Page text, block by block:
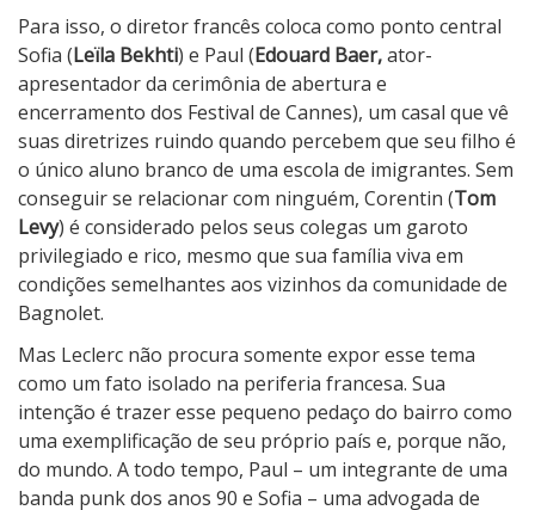
s
s
e
s
Para isso, o diretor francês coloca como ponto central
Sofia (Leïla Bekhti) e Paul (Edouard Baer,ator-
apresentador da cerimônia de abertura e
encerramento dos Festival de Cannes), um casal que vê
suas diretrizes ruindo quando percebem que seu filho é
o único aluno branco de uma escola de imigrantes. Sem
conseguir se relacionar com ninguém, Corentin (Tom
Levy) é considerado pelos seus colegas um garoto
privilegiado e rico, mesmo que sua família viva em
condições semelhantes aos vizinhos da comunidade de
Bagnolet.
Mas Leclerc não procura somente expor esse tema
como um fato isolado na periferia francesa. Sua
intenção é trazer esse pequeno pedaço do bairro como
uma exemplificação de seu próprio país e, porque não,
do mundo. A todo tempo, Paul – um integrante de uma
banda punk dos anos 90 e Sofia – uma advogada de